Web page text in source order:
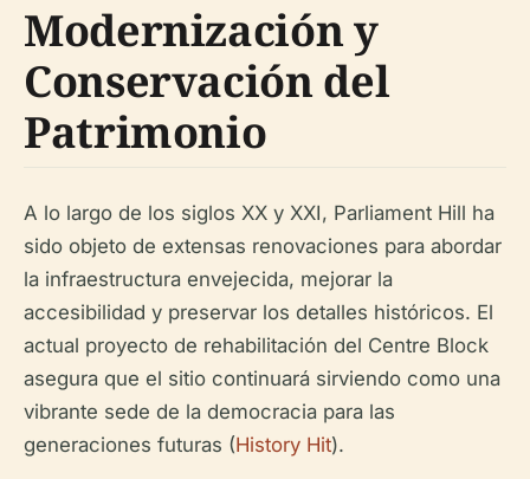
Modernización y
Conservación del
Patrimonio
A lo largo de los siglos XX y XXI, Parliament Hill ha
sido objeto de extensas renovaciones para abordar
la infraestructura envejecida, mejorar la
accesibilidad y preservar los detalles históricos. El
actual proyecto de rehabilitación del Centre Block
asegura que el sitio continuará sirviendo como una
vibrante sede de la democracia para las
generaciones futuras (History Hit).